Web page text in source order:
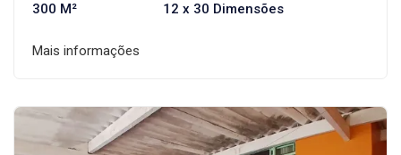
300 M² 12 x 30 Dimensões
Mais informações